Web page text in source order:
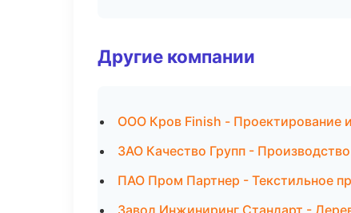
Другие компании
ООО Кров Finish - Проектирование
ЗАО Качество Групп -
ПАО Пром Партнер - Текстильное
Завод Инжиниринг Стандарт -